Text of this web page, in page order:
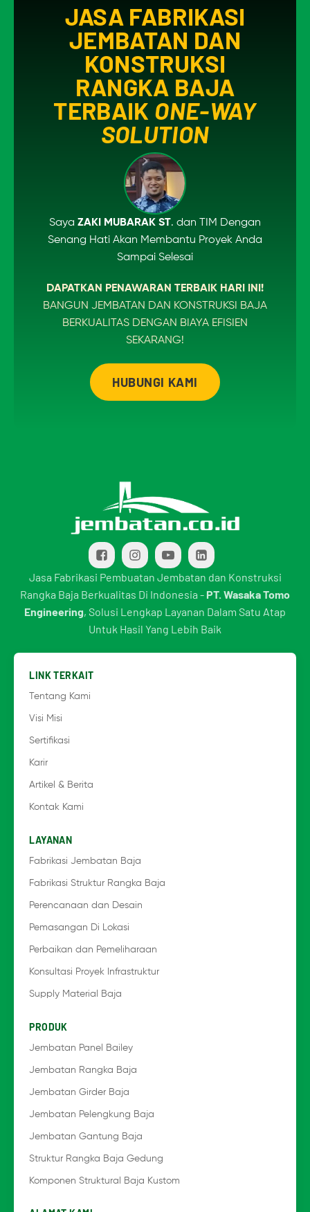
JASA FABRIKASI
JEMBATAN DAN
KONSTRUKSI
RANGKA BAJA
TERBAIK ONE-WAY
SOLUTION
Saya ZAKI MUBARAK ST. dan TIM Dengan
Senang Hati Akan Membantu Proyek Anda
Sampai Selesai
DAPATKAN PENAWARAN TERBAIK HARI INI!
BANGUN JEMBATAN DAN KONSTRUKSI BAJA
BERKUALITAS DENGAN BIAYA EFISIEN
SEKARANG!
HUBUNGI KAMI
Jasa Fabrikasi Pembuatan Jembatan dan Konstruksi
Rangka Baja Berkualitas Di Indonesia - PT. Wasaka Tomo
Engineering, Solusi Lengkap Layanan Dalam Satu Atap
Untuk Hasil Yang Lebih Baik
LINK TERKAIT
Tentang Kami
Visi Misi
Sertifikasi
Karir
Artikel & Berita
Kontak Kami
LAYANAN
Fabrikasi Jembatan Baja
Fabrikasi Struktur Rangka Baja
Perencanaan dan Desain
Pemasangan Di Lokasi
Perbaikan dan Pemeliharaan
Konsultasi Proyek Infrastruktur
Supply Material Baja
PRODUK
Jembatan Panel Bailey
Jembatan Rangka Baja
Jembatan Girder Baja
Jembatan Pelengkung Baja
Jembatan Gantung Baja
Struktur Rangka Baja Gedung
Komponen Struktural Baja Kustom